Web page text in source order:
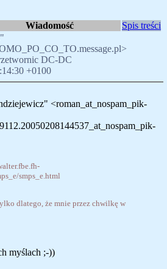
Wiadomość
Spis treści
DC-DC
+0100
<roman_at_nospam_pik-
smps_e.html
dlatego, że mnie przez chwilkę w
myślach ;-))